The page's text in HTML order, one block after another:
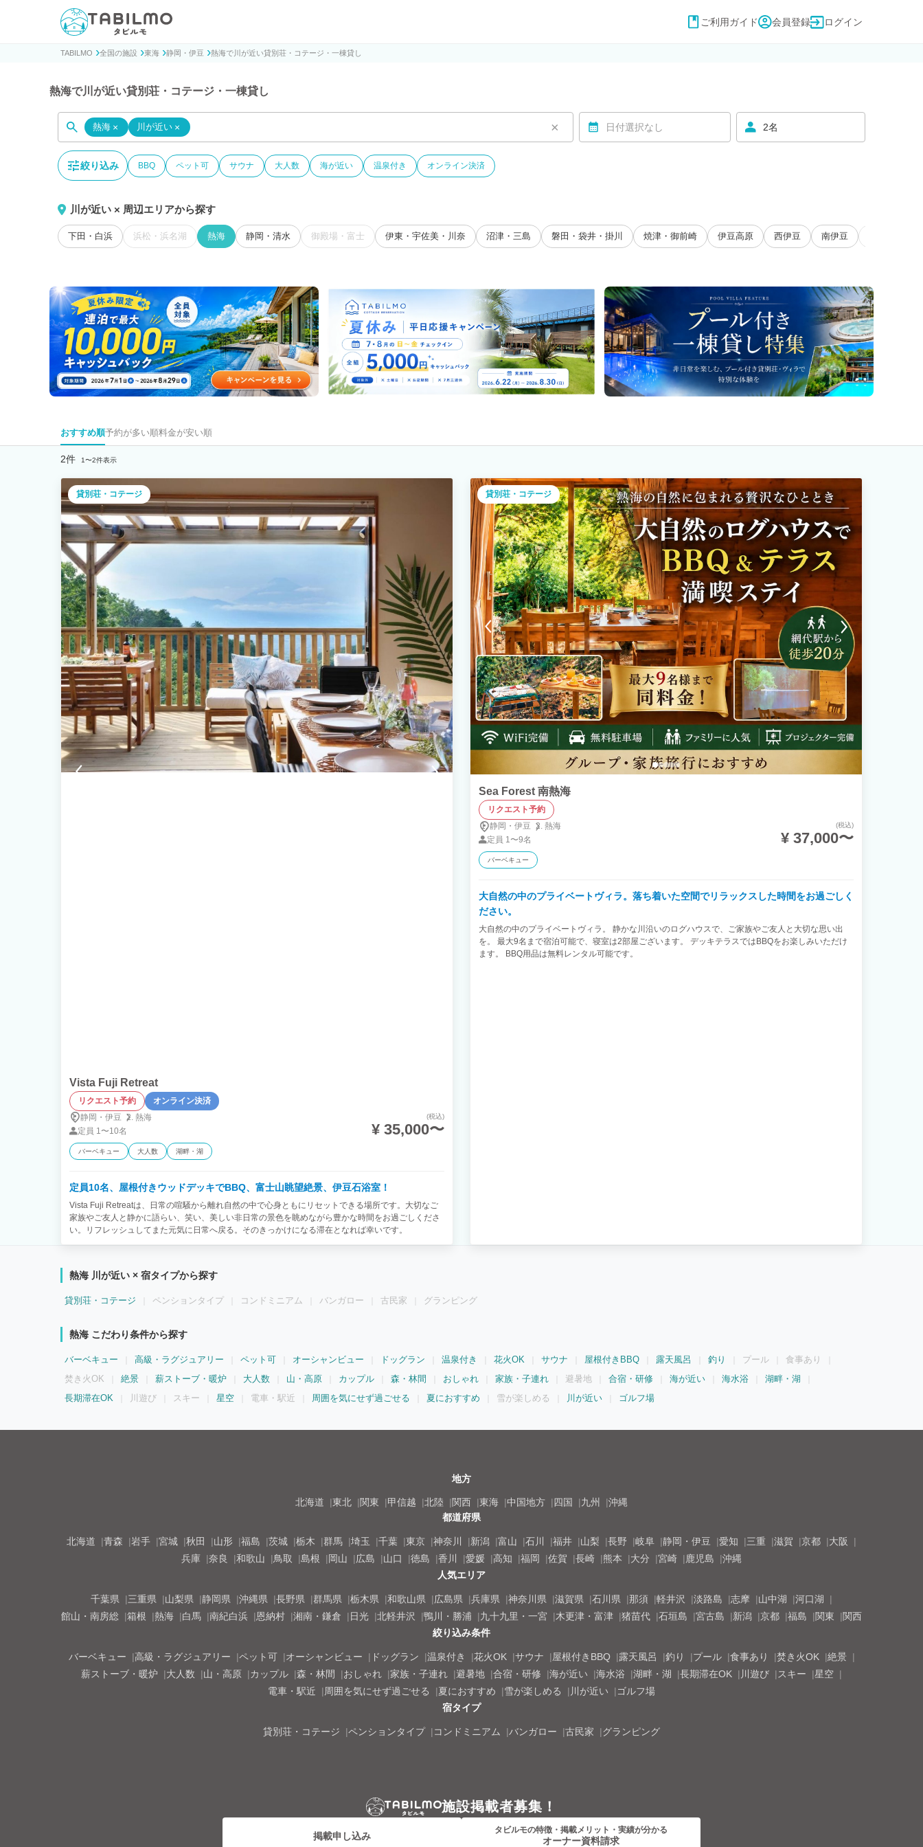
貸別荘コテージ・一棟貸し宿泊予約サイトTABILMO(タビルモ)
ご利用ガイド 会員登録 ログイン
TABILMO 全国の施設 東海 静岡・伊豆 熱海で川が近い貸別荘・コテージ・一棟貸し
熱海で川が近い貸別荘・コテージ・一棟貸し
熱海 × 川が近い × × 日付選択なし 2名
絞り込み BBQ ペット可 サウナ 大人数 海が近い 温泉付き オンライン決済
川が近い × 周辺エリアから探す
下田・白浜 浜松・浜名湖 熱海 静岡・清水 御殿場・富士 伊東・宇佐美・川奈 沼津・三島 磐田・袋井・掛川 焼津・御前崎 伊豆高原 西伊豆 南伊豆
おすすめ順予約が多い順料金が安い順
2件 1〜2件表示
貸別荘・コテージ
Vista Fuji Retreat
リクエスト予約
オンライン決済
静岡・伊豆
熱海
定員 1〜10名
(税込)
¥ 35,000〜
バーベキュー 大人数 湖畔・湖
定員10名、屋根付きウッドデッキでBBQ、富士山眺望絶景、伊豆石浴室！
Vista Fuji Retreatは、日常の喧騒から離れ自然の中で心身ともにリセットできる場所です。大切なご
家族やご友人と静かに語らい、笑い、美しい非日常の景色を眺めながら豊かな時間をお過ごしくださ
い。リフレッシュしてまた元気に日常へ戻る。そのきっかけになる滞在となれば幸いです。
貸別荘・コテージ
Sea Forest 南熱海
リクエスト予約
静岡・伊豆
熱海
定員 1〜9名
(税込)
¥ 37,000〜
バーベキュー
大自然の中のプライベートヴィラ。落ち着いた空間でリラックスした時間をお過ごしく
ださい。
大自然の中のプライベートヴィラ。 静かな川沿いのログハウスで、ご家族やご友人と大切な思い出
を。 最大9名まで宿泊可能で、寝室は2部屋ございます。 デッキテラスではBBQをお楽しみいただけ
ます。 BBQ用品は無料レンタル可能です。
熱海 川が近い × 宿タイプから探す
貸別荘・コテージ ペンションタイプ コンドミニアム バンガロー 古民家 グランピング
熱海 こだわり条件から探す
バーベキュー 高級・ラグジュアリー ペット可 オーシャンビュー ドッグラン 温泉付き 花火OK サウナ 屋根付きBBQ 露天風呂 釣り プール
食事あり
焚き火OK
絶景 薪ストーブ・暖炉 大人数 山・高原 カップル 森・林間 おしゃれ 家族・子連れ 避暑地 合宿・研修 海が近い 海水浴
湖畔・湖
長期滞在OK
川遊び スキー 星空 電車・駅近 周囲を気にせず過ごせる 夏におすすめ 雪が楽しめる 川が近い ゴルフ場
地方
北海道 東北 関東 甲信越 北陸 関西 東海 中国地方 四国 九州
沖縄
都道府県
北海道 青森 岩手 宮城 秋田 山形 福島 茨城 栃木 群馬 埼玉 千葉 東京 神奈川 新潟 富山 石川 福井 山梨 長野 岐阜 静岡・伊豆 愛知 三重 滋賀 京都
大阪
兵庫
奈良 和歌山 鳥取 島根 岡山 広島 山口 徳島 香川 愛媛 高知 福岡 佐賀 長崎 熊本 大分 宮崎 鹿児島
沖縄
人気エリア
千葉県 三重県 山梨県 静岡県 沖縄県 長野県 群馬県 栃木県 和歌山県 広島県 兵庫県 神奈川県 滋賀県 石川県 那須 軽井沢 淡路島 志摩 山中湖
河口湖
館山・南房総
箱根 熱海 白馬 南紀白浜 恩納村 湘南・鎌倉 日光 北軽井沢 鴨川・勝浦 九十九里・一宮 木更津・富津 猪苗代 石垣島 宮古島 新潟 京都 福島 関東
関西
絞り込み条件
バーベキュー 高級・ラグジュアリー ペット可 オーシャンビュー ドッグラン 温泉付き 花火OK サウナ 屋根付きBBQ 露天風呂 釣り プール 食事あり 焚き火OK
絶景
薪ストーブ・暖炉
大人数 山・高原 カップル 森・林間 おしゃれ 家族・子連れ 避暑地 合宿・研修 海が近い 海水浴 湖畔・湖 長期滞在OK 川遊び スキー
星空
電車・駅近
周囲を気にせず過ごせる 夏におすすめ 雪が楽しめる 川が近い
ゴルフ場
宿タイプ
貸別荘・コテージ ペンションタイプ コンドミニアム バンガロー 古民家 グランピング
施設掲載者募集！
掲載申し込み
タビルモの特徴・掲載メリット・実績が分かる
オーナー資料請求